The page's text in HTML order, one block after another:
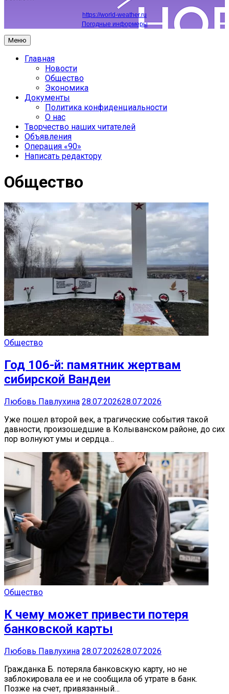
https://world-weather.ru
Погодные информеры
Меню
Главная
Новости
Общество
Экономика
Документы
Политика конфиденциальности
О нас
Творчество наших читателей
Объявления
Операция «90»
Написать редактору
Общество
Общество
Год 106-й: памятник жертвам
сибирской Вандеи
Любовь Павлухина 28.07.202628.07.2026
Уже пошел второй век, а трагические события такой
давности, произошедшие в Колыванском районе, до сих
пор волнуют умы и сердца…
Общество
К чему может привести потеря
банковской карты
Любовь Павлухина 28.07.202628.07.2026
Гражданка Б. потеряла банковскую карту, но не
заблокировала ее и не сообщила об утрате в банк.
Позже на счет, привязанный…